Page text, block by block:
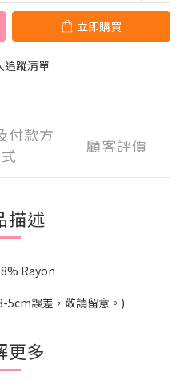
立即購買
追蹤清單
付款方
式
顧客評價
描述
Rayon
5cm誤差，敬請留意。)
更多